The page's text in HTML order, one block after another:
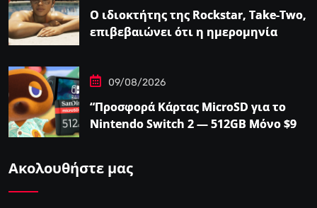
Ο ιδιοκτήτης της Rockstar, Take-Two,
επιβεβαιώνει ότι η ημερομηνία
09/08/2026
“Προσφορά Κάρτας MicroSD για το
Nintendo Switch 2 — 512GB Μόνο $98
Ακολουθήστε μας